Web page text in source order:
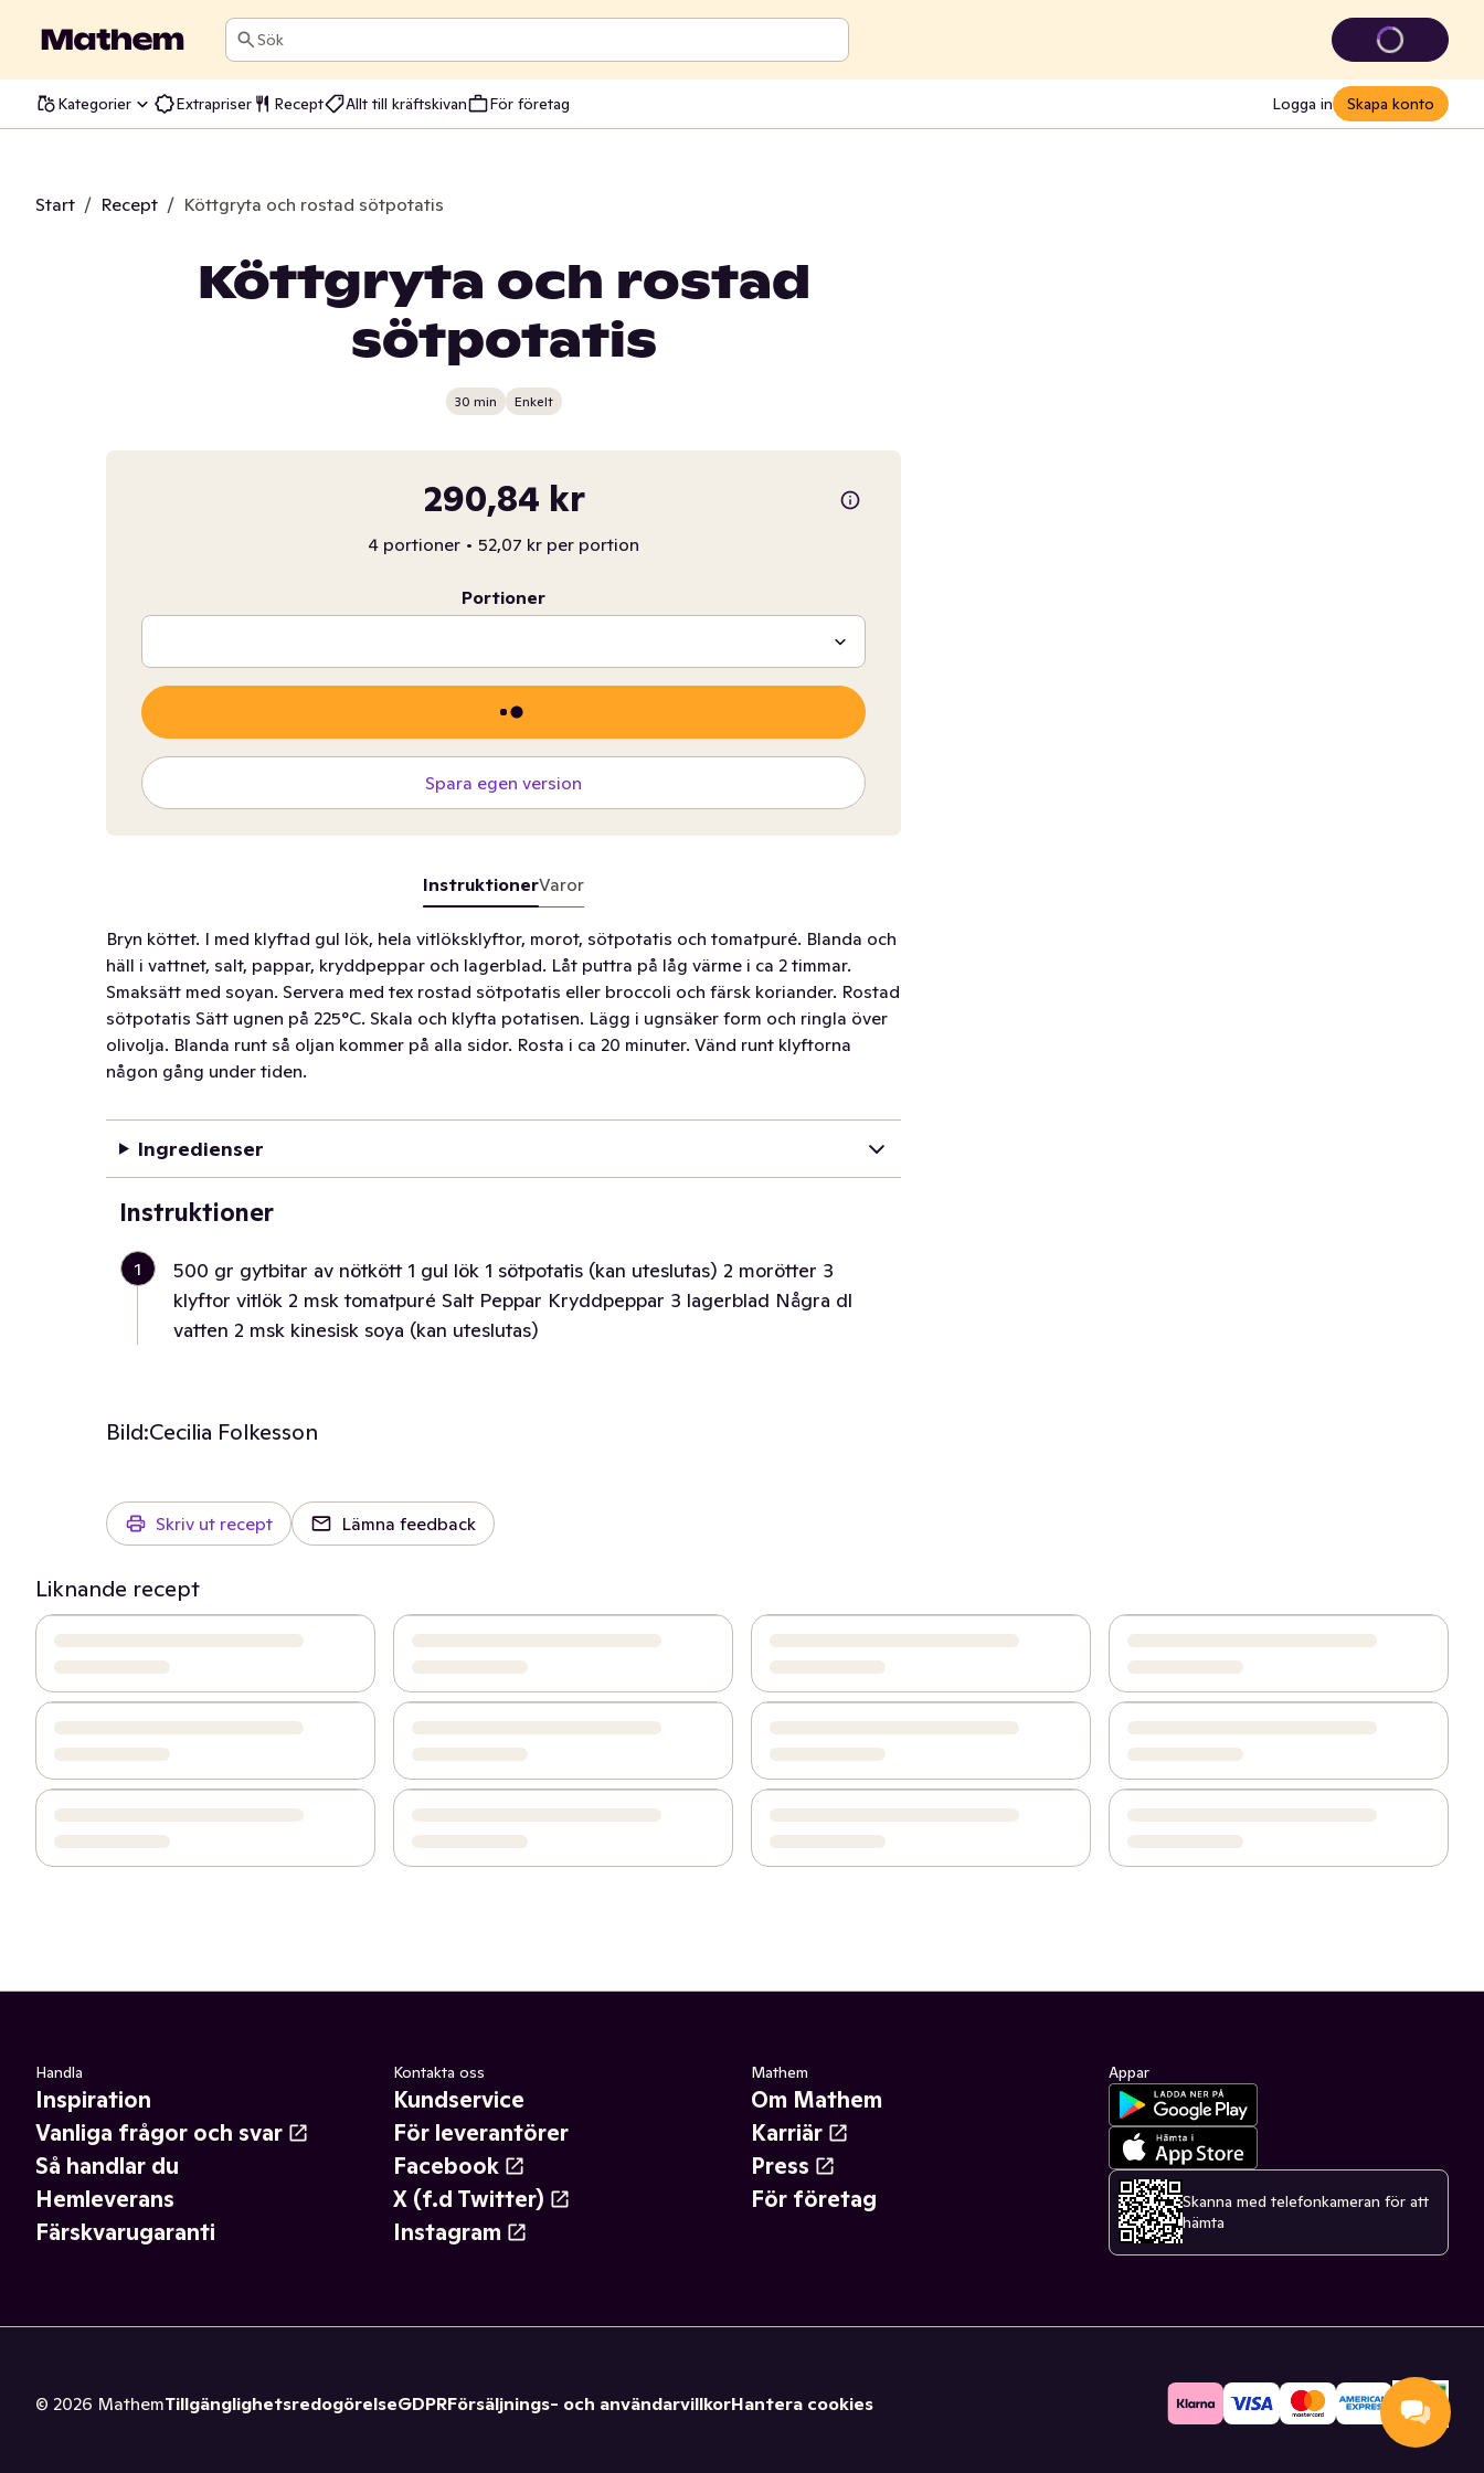
Sök
Kategorier Extrapriser Recept Allt till kräftskivan För företag Logga in Skapa konto
Start / Recept / Köttgryta och rostad sötpotatis
Köttgryta och rostad
sötpotatis
30 min Enkelt
290,84 kr
4 portioner • 52,07 kr per portion
Portioner
Spara egen version
InstruktionerVaror
Bryn köttet. I med klyftad gul lök, hela vitlöksklyftor, morot, sötpotatis och tomatpuré. Blanda och
häll i vattnet, salt, pappar, kryddpeppar och lagerblad. Låt puttra på låg värme i ca 2 timmar.
Smaksätt med soyan. Servera med tex rostad sötpotatis eller broccoli och färsk koriander. Rostad
sötpotatis Sätt ugnen på 225°C. Skala och klyfta potatisen. Lägg i ugnsäker form och ringla över
olivolja. Blanda runt så oljan kommer på alla sidor. Rosta i ca 20 minuter. Vänd runt klyftorna
någon gång under tiden.
Ingredienser
Instruktioner
1
500 gr gytbitar av nötkött 1 gul lök 1 sötpotatis (kan uteslutas) 2 morötter 3
klyftor vitlök 2 msk tomatpuré Salt Peppar Kryddpeppar 3 lagerblad Några dl
vatten 2 msk kinesisk soya (kan uteslutas)
Bild:Cecilia Folkesson
Skriv ut recept Lämna feedback
Liknande recept
Handla
Inspiration
Vanliga frågor och svar
Så handlar du
Hemleverans
Färskvarugaranti
Kontakta oss
Kundservice
För leverantörer
Facebook
X (f.d Twitter)
Instagram
Mathem
Om Mathem
Karriär
Press
För företag
Appar
Skanna med telefonkameran för att
hämta
© 2026 MathemTillgänglighetsredogörelseGDPRFörsäljnings- och användarvillkorHantera cookies